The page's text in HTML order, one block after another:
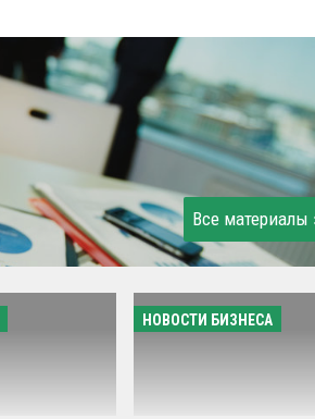
Все материалы
НОВОСТИ БИЗНЕСА